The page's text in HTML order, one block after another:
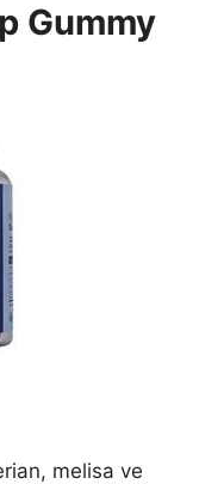
Gummy
melisa ve